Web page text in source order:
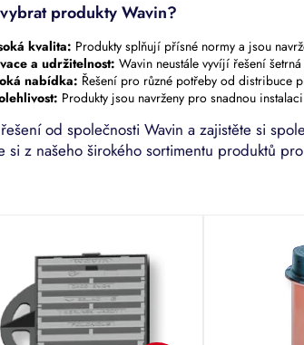
produkty Wavin?
kvalita: Produkty splňují přísné normy a jsou
a udržitelnost: Wavin neustále vyvíjí řešení
nabídka: Řešení pro různé potřeby od distribuce
Produkty jsou navrženy pro snadnou
od společnosti Wavin a zajistěte si
si z našeho širokého sortimentu produktů